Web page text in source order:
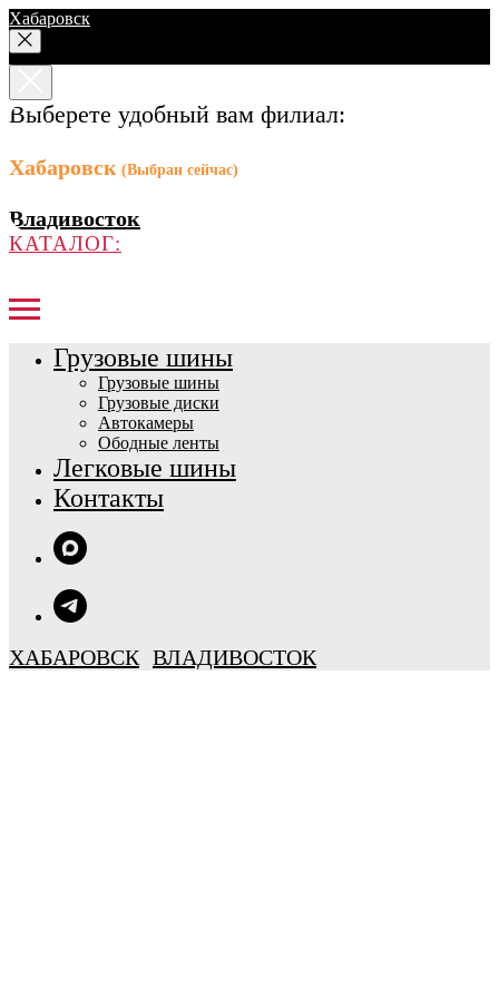
Хабаровск
Выберете удобный вам филиал:
Хабаровск (Выбран сейчас)
Владивосток
КАТАЛОГ:
Грузовые шины
Грузовые шины
Грузовые диски
Автокамеры
Ободные ленты
Легковые шины
Контакты
ХАБАРОВСК ВЛАДИВОСТОК